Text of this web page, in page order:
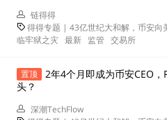
链得得
得得专题 | 43亿世纪大和解，币安向
临牢狱之灾 最新 监管 交易所
置顶
2年4个月即成为币安CEO
头？
深潮TechFlow